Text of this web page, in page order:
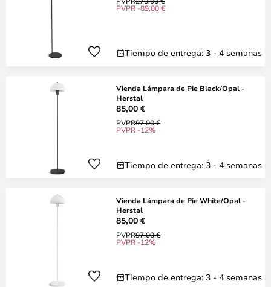
PVPR -89,00 €
Tiempo de entrega: 3 - 4 semanas
Vienda Lámpara de Pie Black/Opal -
Herstal
85,00 €
PVPR97,00 €
PVPR -12%
Tiempo de entrega: 3 - 4 semanas
Vienda Lámpara de Pie White/Opal -
Herstal
85,00 €
PVPR97,00 €
PVPR -12%
Tiempo de entrega: 3 - 4 semanas